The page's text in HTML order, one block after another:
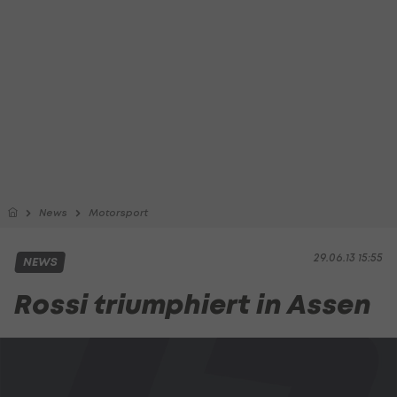
News Motorsport
29.06.13 15:55
NEWS
Rossi triumphiert in Assen